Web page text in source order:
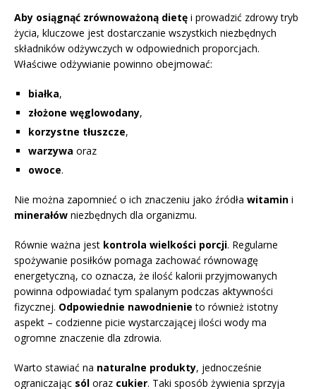
Aby osiągnąć zrównoważoną dietę i prowadzić zdrowy tryb
życia, kluczowe jest dostarczanie wszystkich niezbędnych
składników odżywczych w odpowiednich proporcjach.
Właściwe odżywianie powinno obejmować:
białka,
złożone węglowodany,
korzystne tłuszcze,
warzywa oraz
owoce.
Nie można zapomnieć o ich znaczeniu jako źródła witamin i
minerałów niezbędnych dla organizmu.
Równie ważna jest kontrola wielkości porcji. Regularne
spożywanie posiłków pomaga zachować równowagę
energetyczną, co oznacza, że ilość kalorii przyjmowanych
powinna odpowiadać tym spalanym podczas aktywności
fizycznej. Odpowiednie nawodnienie to również istotny
aspekt – codzienne picie wystarczającej ilości wody ma
ogromne znaczenie dla zdrowia.
Warto stawiać na naturalne produkty, jednocześnie
ograniczając sól oraz cukier. Taki sposób żywienia sprzyja